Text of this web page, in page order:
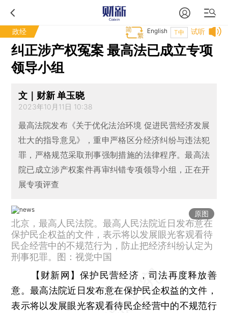
政经 试听
T中
English
纠正涉产权冤案 最高法已成立专项
领导小组
文｜财新 单玉晓
2023年10月11日 10:38
最高法院发布《关于优化法治环境 促进民营经济发展
壮大的指导意见》，重申严格区分经济纠纷与违法犯
罪，严格规范采取刑事强制措施的法律程序。最高法
院已成立涉产权案件再审纠错专项领导小组，正在开
展专项评查
原图
北京，最高人民法院。最高人民法院近日发布意在
保护民企权益的文件，表示将以发展眼光客观看待
民企经营中的不规范行为，防止把经济纠纷认定为
刑事犯罪。图：视觉中国
【财新网】保护民营经济，司法再度释放善
意。最高法院近日发布意在保护民企权益的文件，
表示将以发展眼光客观看待民企经营中的不规范行